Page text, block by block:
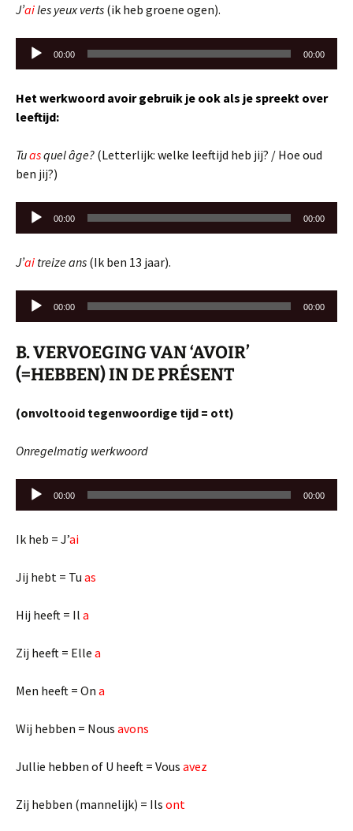
J’ailes yeux verts (ik heb groene ogen).
Audiospeler
00:00 00:00
Het werkwoord avoir gebruik je ook als je spreekt over
leeftijd:
Tuasquel âge? (Letterlijk: welke leeftijd heb jij? / Hoe oud
ben jij?)
Audiospeler
00:00 00:00
J’ai treize ans (Ik ben 13 jaar).
Audiospeler
00:00 00:00
B.VERVOEGING VAN ‘AVOIR’
(=HEBBEN) IN DE PRÉSENT
(onvoltooid tegenwoordige tijd = ott)
Onregelmatig werkwoord
Audiospeler
00:00 00:00
Ik heb = J’ai
Jij hebt = Tu as
Hij heeft = Il a
Zij heeft = Elle a
Men heeft = On a
Wij hebben = Nous avons
Jullie hebben of U heeft = Vous avez
Zij hebben (mannelijk) = Ils ont